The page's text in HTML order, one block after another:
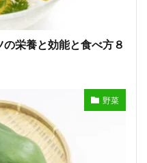
栄養と効能と食べ方８
野菜